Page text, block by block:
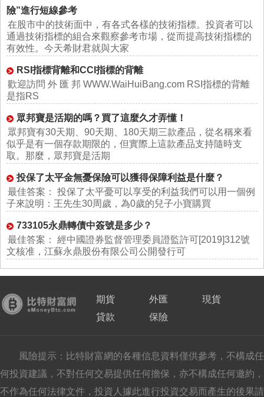
險”進行短線參考
在股市中的技術面中，有各式各樣的技術指標。投資者可以
通過技術指標的組合來觀察參考市場，從而提高技術指標的
有效性。今天希財君就與大家
RSI指標背離和CCI指標的背離
歡迎訪問 外 匯 邦 WWW.WaiHuiBang.com RSI指標的背離
是指RS
眾邦寶是活期的嗎？買了這麼久才弄懂！
眾邦寶有30天期、90天期、180天期三款產品，從名稱來看
似乎是有一個存款期限的，但實際上這款產品支持隨時支
取。那麼，眾邦寶是活期
投保了太平金無憂保險可以獲得保障利益是什麼？
最佳答案： 投保了太平憂可以享受的利益我們可以用一個例
子來說明：王先生30周歲，為0歲的兒子小寶購買
733105永鼎轉債中簽號是多少？
最佳答案： 經中國證券監督管理委員證監許可[2019]312號
文核准，江蘇永鼎股份有限公司公開發行可
期貨 外匯
現貨
貸款
保險
風險提示：比特財富網的各種信息資料僅供參考，不構成任
何投資建議，不對任何交易提供任何擔保，亦不構成任何邀約，
不作為任何法律文件，投資人據此進行投資交易而產生的後果請